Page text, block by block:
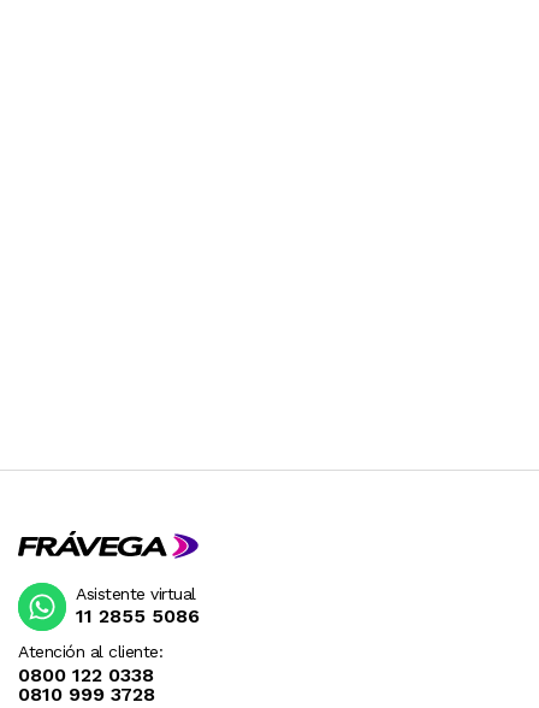
Atención al cliente:
0800 122 0338
0810 999 3728
Asistente virtual
11 2855 5086